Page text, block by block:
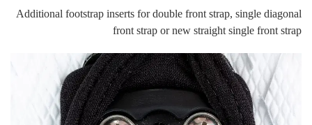
Additional footstrap inserts for double front strap, single diagonal
front strap or new straight single front strap